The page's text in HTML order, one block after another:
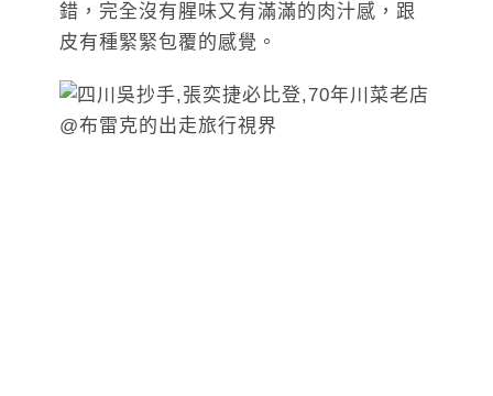
錯，完全沒有腥味又有滿滿的肉汁感，跟
皮有種緊緊包覆的感覺。